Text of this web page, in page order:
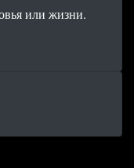
или жизни.